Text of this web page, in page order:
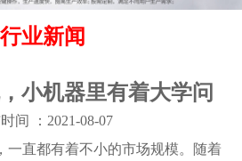
行业新闻
小机器里有着大学问
间 ：2021-08-07
一直都有着不小的市场规模。随着